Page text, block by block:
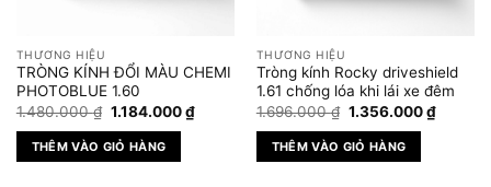
THƯƠNG HIỆU
TRÒNG KÍNH ĐỔI MÀU CHEMI
PHOTOBLUE 1.60
1.480.000₫ Giá
là:
1.480.000 ₫.
1.184.000₫Giá
hiện
1.184.000 ₫.
THÊM VÀO GIỎ HÀNG
THƯƠNG HIỆU
Tròng kính Rocky driveshield
1.61 chống lóa khi lái xe đêm
1.696.000₫ Giá
là:
1.696.000 ₫.
1.356.000₫Giá
hiện
THÊM VÀO GIỎ HÀNG